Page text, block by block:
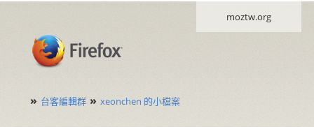
moztw.org
» 台客編輯群 » xeonchen 的小檔案